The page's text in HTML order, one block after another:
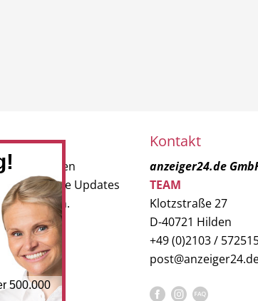
für unseren
um neueste Updates
zu erhalten.
Kontakt
anzeiger24.de
TEAM
Klotzstraße 27
D-40721 Hilden
+49 (0)2103 /
500.000